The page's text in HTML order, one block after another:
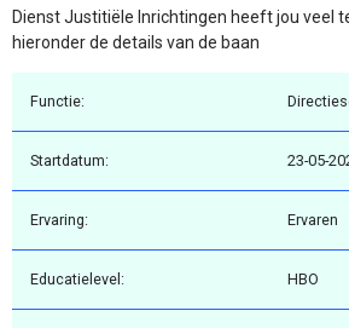
Dienst Justitiële Inrichtingen heeft jou veel
hieronder de details van de baan
Functie:
Startdatum: 23-05-
Ervaring: Ervaren
Educatielevel: HBO